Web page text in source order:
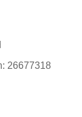
26677318